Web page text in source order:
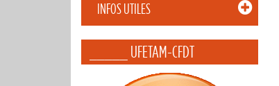
INFOS UTILES
_____ UFETAM-CFDT